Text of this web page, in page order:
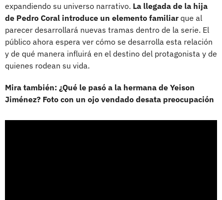
expandiendo su universo narrativo. La llegada de la hija
de Pedro Coral introduce un elemento familiarque al
parecer desarrollará nuevas tramas dentro de la serie. El
público ahora espera ver cómo se desarrolla esta relación
y de qué manera influirá en el destino del protagonista y de
quienes rodean su vida.
Mira también: ¿Qué le pasó a la hermana de Yeison
Jiménez? Foto con un ojo vendado desata preocupación